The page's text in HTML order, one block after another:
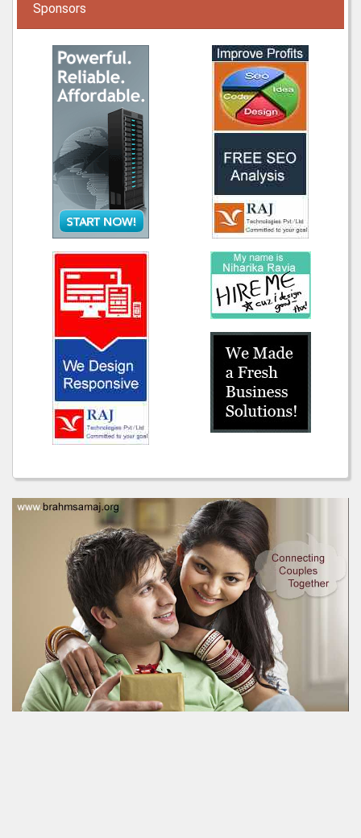
Sponsors